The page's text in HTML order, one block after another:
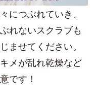
につぶれていき、
れないスクラブも
ませてください。
メが乱れ乾燥など
です！